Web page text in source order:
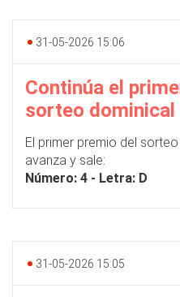
31-05-2026 15:06
Continúa el
sorteo dominical
El primer premio del
avanza y sale:
Número: 4 - Letra: D
31-05-2026 15:05